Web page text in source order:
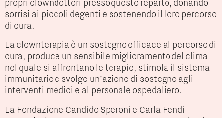
propri clowndottori presso questo reparto, donando
sorrisi ai piccoli degenti e sostenendo il loro percorso
di cura.
La clownterapia è un sostegno efficace al percorso di
cura, produce un sensibile miglioramento del clima
nel quale si affrontano le terapie, stimola il sistema
immunitario e svolge un’azione di sostegno agli
interventi medici e al personale ospedaliero.
La Fondazione Candido Speroni e Carla Fendi